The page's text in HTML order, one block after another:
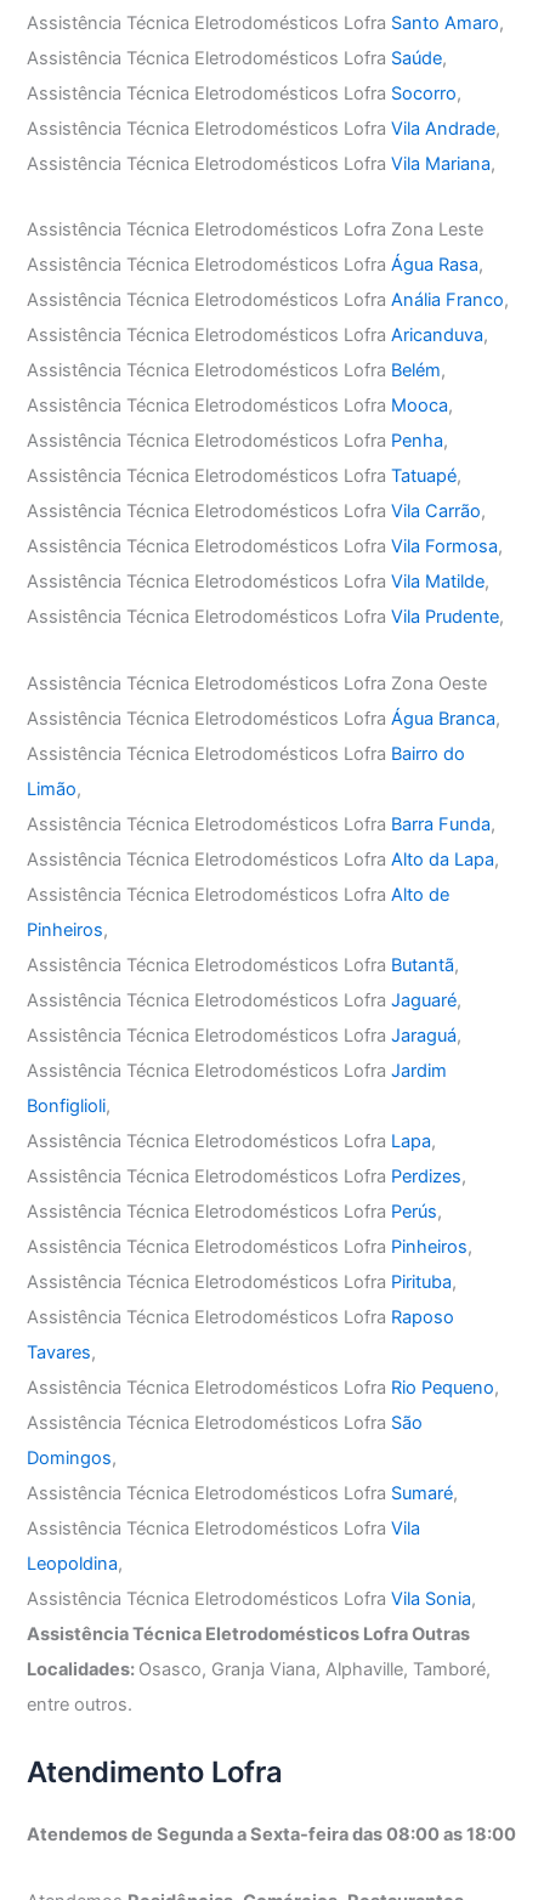
Assistência Técnica Eletrodomésticos Lofra Santo Amaro,
Assistência Técnica Eletrodomésticos Lofra Saúde,
Assistência Técnica Eletrodomésticos Lofra Socorro,
Assistência Técnica Eletrodomésticos LofraVila Andrade,
Assistência Técnica Eletrodomésticos LofraVila Mariana,
Assistência Técnica Eletrodomésticos Lofra Zona Leste
Assistência Técnica Eletrodomésticos LofraÁgua Rasa,
Assistência Técnica Eletrodomésticos LofraAnália Franco,
Assistência Técnica Eletrodomésticos LofraAricanduva,
Assistência Técnica Eletrodomésticos Lofra Belém,
Assistência Técnica Eletrodomésticos Lofra Mooca,
Assistência Técnica Eletrodomésticos Lofra Penha,
Assistência Técnica Eletrodomésticos LofraTatuapé,
Assistência Técnica Eletrodomésticos LofraVila Carrão,
Assistência Técnica Eletrodomésticos LofraVila Formosa,
Assistência Técnica Eletrodomésticos LofraVila Matilde,
Assistência Técnica Eletrodomésticos LofraVila Prudente,
Assistência Técnica Eletrodomésticos Lofra Zona Oeste
Assistência Técnica Eletrodomésticos LofraÁgua Branca,
Assistência Técnica Eletrodomésticos Lofra Bairro do
Limão,
Assistência Técnica Eletrodomésticos Lofra Barra Funda,
Assistência Técnica Eletrodomésticos LofraAlto da Lapa,
Assistência Técnica Eletrodomésticos LofraAlto de
Pinheiros,
Assistência Técnica Eletrodomésticos Lofra Butantã,
Assistência Técnica Eletrodomésticos LofraJaguaré,
Assistência Técnica Eletrodomésticos LofraJaraguá,
Assistência Técnica Eletrodomésticos LofraJardim
Bonfiglioli,
Assistência Técnica Eletrodomésticos Lofra Lapa,
Assistência Técnica Eletrodomésticos Lofra Perdizes,
Assistência Técnica Eletrodomésticos Lofra Perús,
Assistência Técnica Eletrodomésticos Lofra Pinheiros,
Assistência Técnica Eletrodomésticos Lofra Pirituba,
Assistência Técnica Eletrodomésticos Lofra Raposo
Tavares,
Assistência Técnica Eletrodomésticos Lofra Rio Pequeno,
Assistência Técnica Eletrodomésticos Lofra São
Domingos,
Assistência Técnica Eletrodomésticos Lofra Sumaré,
Assistência Técnica Eletrodomésticos LofraVila
Leopoldina,
Assistência Técnica Eletrodomésticos LofraVila Sonia,
Assistência Técnica Eletrodomésticos Lofra Outras
Localidades: Osasco, Granja Viana, Alphaville, Tamboré,
entre outros.
Atendimento Lofra
Atendemos de Segunda a Sexta-feira das 08:00 as 18:00